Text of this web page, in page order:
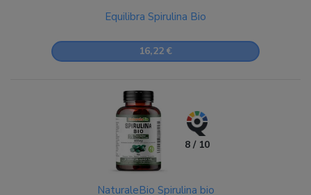
Equilibra Spirulina Bio
16,22 €
8 / 10
NaturaleBio Spirulina bio